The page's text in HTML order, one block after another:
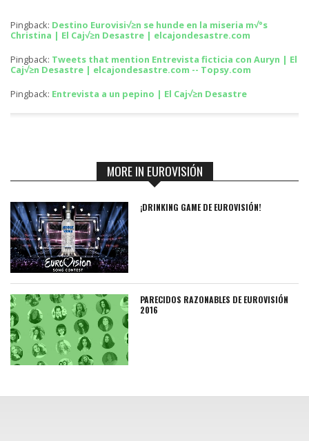
Pingback: Destino Eurovisi√≥n se hunde en la miseria m√°s
Christina | El Caj√≥n Desastre | elcajondesastre.com
Pingback: Tweets that mention Entrevista ficticia con Auryn | El
Caj√≥n Desastre | elcajondesastre.com -- Topsy.com
Pingback: Entrevista a un pepino | El Caj√≥n Desastre
MORE IN EUROVISIÓN
¡DRINKING GAME DE EUROVISIÓN!
PARECIDOS RAZONABLES DE EUROVISIÓN
2016